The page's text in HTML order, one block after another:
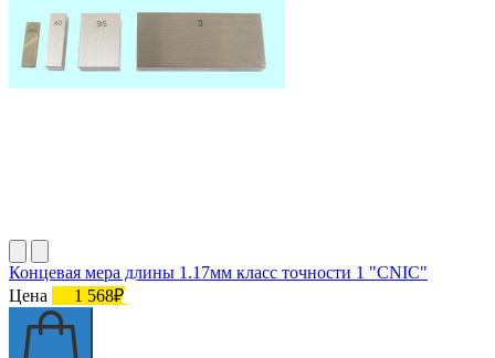
Концевая мера длины 1.17мм класс точности 1 "CNIC"
Цена
1 568₽